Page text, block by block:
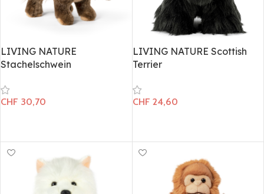
LIVING NATURE
Stachelschwein
CHF 30,70
LIVING NATURE Scottish
Terrier
CHF 24,60